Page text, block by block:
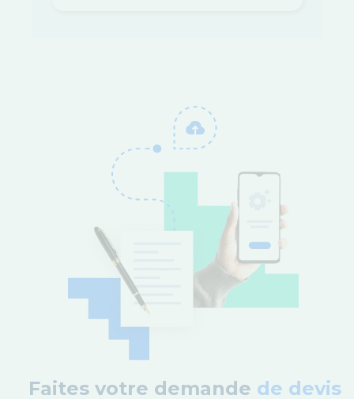
Faites votre demande de devis